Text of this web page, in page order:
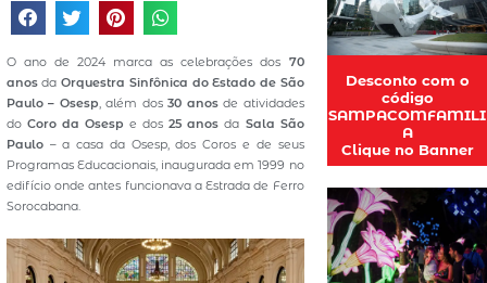
O ano de 2024 marca as celebrações dos 70
anosda Orquestra Sinfônica do Estado de São
Paulo – Osesp, além dos30 anosde atividades
do Coro da Osesp e dos25 anos da Sala São
Paulo– a casa da Osesp, dos Coros e de seus
Programas Educacionais, inaugurada em 1999 no
edifício onde antes funcionava a Estrada de Ferro
Sorocabana.
Desconto com o
código
SAMPACOMFAMILI
A
Clique no Banner